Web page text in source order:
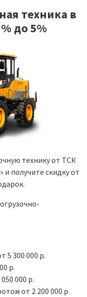
техника в
до 5%
технику от ТСК
и получите скидкуот
5 300 000 р.
р.
000 р.
от 2 200 000 р.